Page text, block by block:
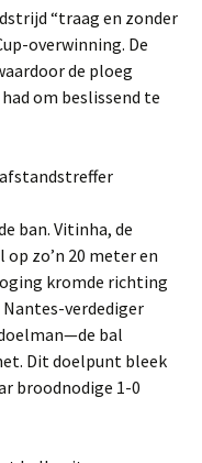
“traag en zonder
overwinning. De
de ploeg
om beslissend te
afstandstreffer
ban. Vitinha, de
zo’n 20 meter en
kromde richting
verdediger
bal
Dit doelpunt bleek
broodnodige 1-0